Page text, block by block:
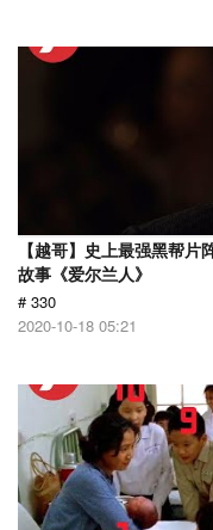
【越哥】史上最强黑帮
故事《爱尔兰人》
# 330
2020-10-18 05:21